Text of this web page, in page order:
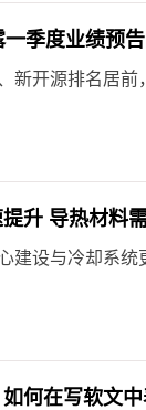
季度业绩预
新开源排名居前
升 导热材料
建设与冷却系统
何在写软文中